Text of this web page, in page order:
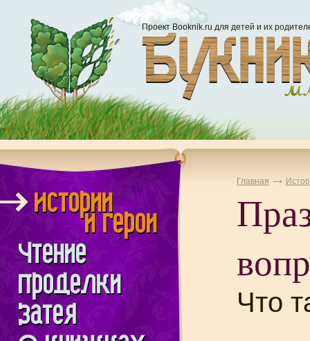
Проект Booknik.ru для детей и их
Главная
Что